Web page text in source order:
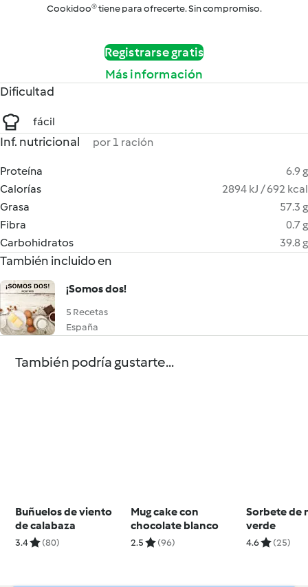
Cookidoo® tiene para ofrecerte. Sin compromiso.
Registrarse gratis
Más información
Dificultad
fácil
Inf. nutricional por 1 ración
Proteína
6.9 g
Calorías
2894 kJ / 692 kcal
Grasa
57.3 g
Fibra
0.7 g
Carbohidratos
39.8 g
También incluido en
¡Somos dos!
5 Recetas
España
También podría gustarte...
Buñuelos de viento
de calabaza
3.4 (80)
Mug cake con
chocolate blanco
2.5 (96)
Sorbete de
verde
4.6 (25)